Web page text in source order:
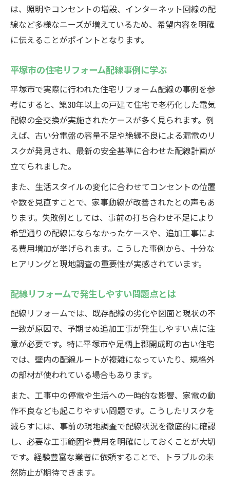
は、照明やコンセントの増設、インターネット回線の配
線など多様なニーズが増えているため、希望内容を明確
に伝えることがポイントとなります。
平塚市の住宅リフォーム配線事例に学ぶ
平塚市で実際に行われた住宅リフォーム配線の事例を参
考にすると、築30年以上の戸建て住宅で老朽化した電気
配線の全交換が実施されたケースが多く見られます。例
えば、古い分電盤の容量不足や絶縁不良による漏電のリ
スクが発見され、最新の安全基準に合わせた配線計画が
立てられました。
また、生活スタイルの変化に合わせてコンセントの位置
や数を見直すことで、家事動線が改善されたとの声もあ
ります。失敗例としては、事前の打ち合わせ不足により
希望通りの配線にならなかったケースや、追加工事によ
る費用増加が挙げられます。こうした事例から、十分な
ヒアリングと現地調査の重要性が実感されています。
配線リフォームで発生しやすい問題点とは
配線リフォームでは、既存配線の劣化や図面と現状の不
一致が原因で、予期せぬ追加工事が発生しやすい点に注
意が必要です。特に平塚市や足柄上郡開成町の古い住宅
では、壁内の配線ルートが複雑になっていたり、規格外
の部材が使われている場合もあります。
また、工事中の停電や生活への一時的な影響、家電の動
作不良なども起こりやすい問題です。こうしたリスクを
減らすには、事前の現地調査で配線状況を徹底的に確認
し、必要な工事範囲や費用を明確にしておくことが大切
です。経験豊富な業者に依頼することで、トラブルの未
然防止が期待できます。